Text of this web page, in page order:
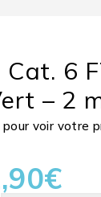
Cat. 6
– 2
pour voir votre
€